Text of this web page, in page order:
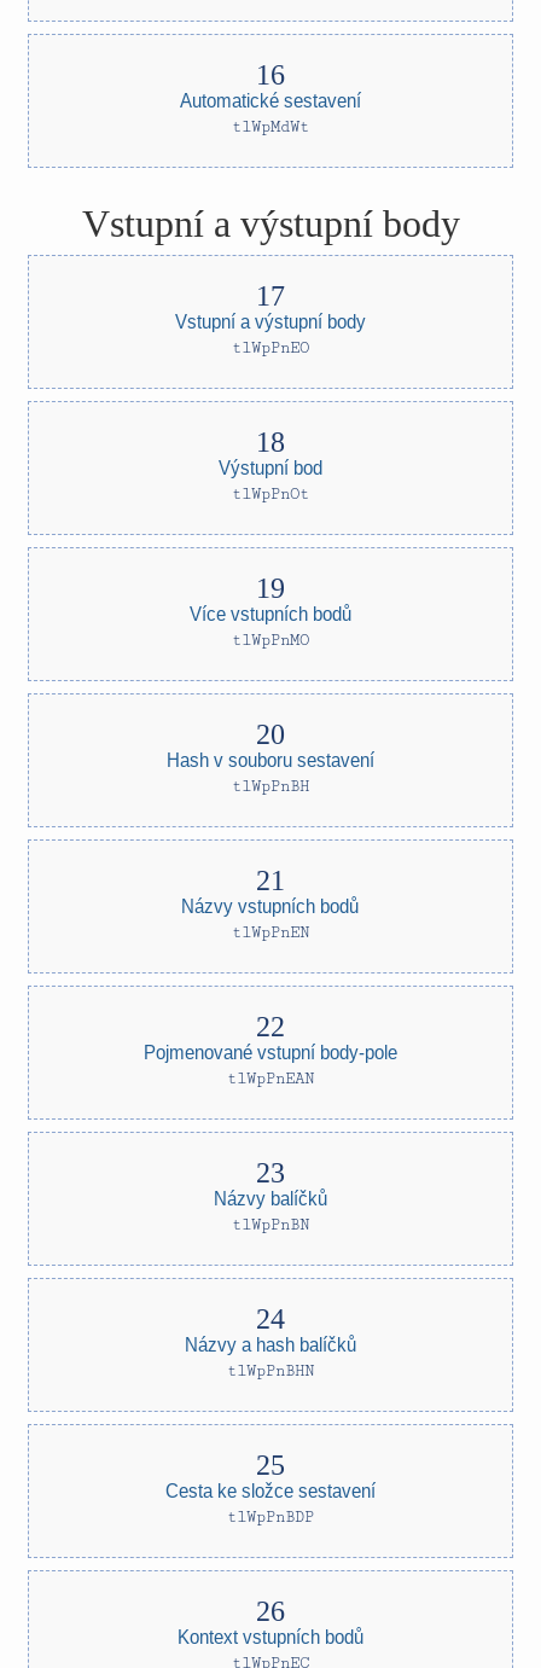
Automatické sestavení
tlWpMdWt
Vstupní a výstupní body
Vstupní a výstupní body
tlWpPnEO
Výstupní bod
tlWpPnOt
Více vstupních bodů
tlWpPnMO
Hash v souboru sestavení
tlWpPnBH
Názvy vstupních bodů
tlWpPnEN
Pojmenované vstupní body-pole
tlWpPnEAN
Názvy balíčků
tlWpPnBN
Názvy a hash balíčků
tlWpPnBHN
Cesta ke složce sestavení
tlWpPnBDP
Kontext vstupních bodů
tlWpPnEC